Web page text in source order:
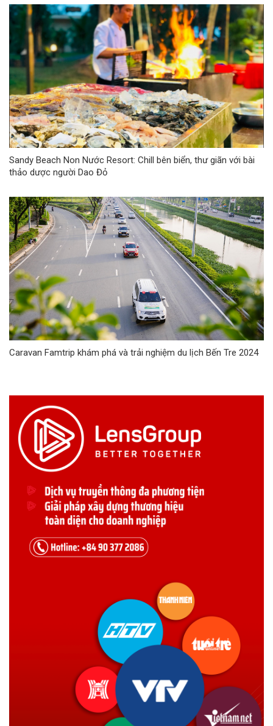
Sandy Beach Non Nước Resort: Chill bên biển, thư giãn với bài
thảo dược người Dao Đỏ
Caravan Famtrip khám phá và trải nghiệm du lịch Bến Tre 2024